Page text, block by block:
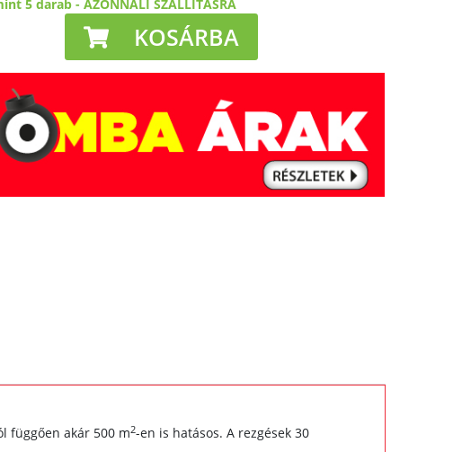
5 darab -AZONNALI SZÁLLÍTÁSRA
KOSÁRBA
függően akár 500 m2-en is hatásos. A rezgések 30